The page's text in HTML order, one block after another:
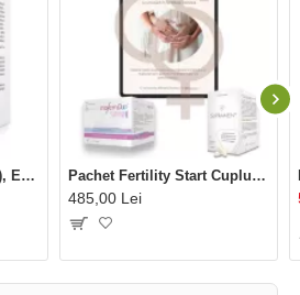
Supramen (120 capsule), Establo Pharma Pachet Fertility Start Cuplu 1 luna (Inofem Duo, Supramen), Establo Pharma
485,00 Lei